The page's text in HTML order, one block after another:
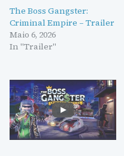
The Boss Gangster:
Criminal Empire – Trailer
Maio 6, 2026
In "Trailer"